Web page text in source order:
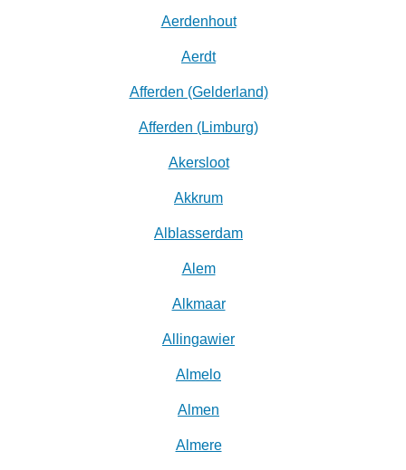
Aerdenhout
Aerdt
Afferden (Gelderland)
Afferden (Limburg)
Akersloot
Akkrum
Alblasserdam
Alem
Alkmaar
Allingawier
Almelo
Almen
Almere